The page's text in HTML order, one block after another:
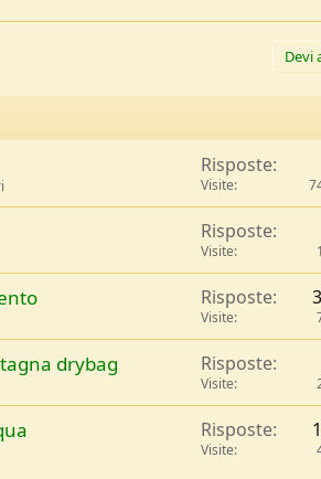
Devi
Risposte
Visite
Risposte
Visite
Risposte
Visite
drybag Risposte
Visite
Risposte
Visite